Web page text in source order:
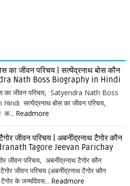
का जीवन परिचय | सत्येंद्रनाथ बोस कौन
Nath Boss Biography in Hindi
का जीवन परिचय, Satyendra Nath Boss
सत्येंद्रनाथ बोस का जीवन परिचय,
क... Readmore
जीवन परिचय | अबनींद्रनाथ टैगोर कौन
Tagore Jeevan Parichay
जीवन परिचय, अबनींद्रनाथ टैगोर कौन
जीवन परिचय (अबनींद्रनाथ टैगोर कौन
के जन्मदिवस... Readmore